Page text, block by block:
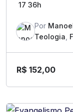
17 36h
Por
Teologia
R$ 152,00